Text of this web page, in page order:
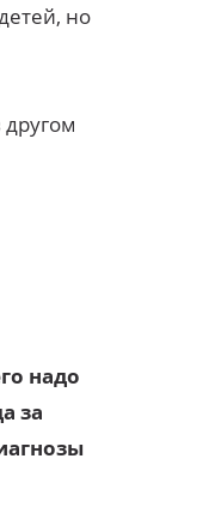
но
надо
за